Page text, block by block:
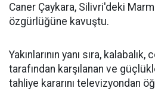
Caner Çaykara, Silivri'deki
özgürlüğüne kavuştu.
Yakınlarının yanı sıra,
tarafından karşılanan ve
tahliye kararını televizyondan